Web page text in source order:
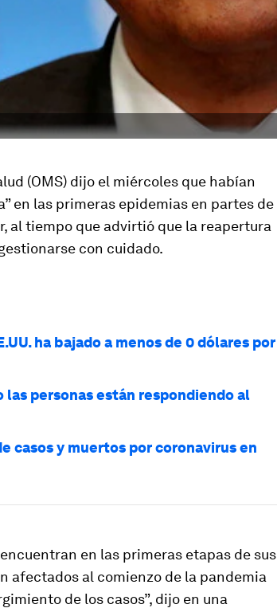
(OMS) dijo el miércoles que habían
en las primeras epidemias en partes de
al tiempo que advirtió que la reapertura
con cuidado.
ha bajado a menos de 0 dólares por
personas están respondiendo al
casos y muertos por coronavirus en
en las primeras etapas de sus
afectados al comienzo de la pandemia
de los casos”, dijo en una